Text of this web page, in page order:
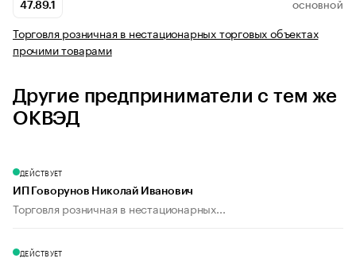
47.89.1 ОСНОВНОЙ
Торговля розничная в нестационарных торговых объектах
прочими товарами
Другие предприниматели с тем же
ОКВЭД
ДЕЙСТВУЕТ
ИП Говорунов Николай Иванович
Торговля розничная в нестационарных...
ДЕЙСТВУЕТ